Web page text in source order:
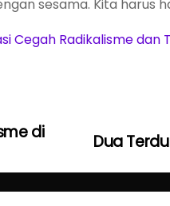
sesama. Kita harus
Cegah Radikalisme
Dua
di